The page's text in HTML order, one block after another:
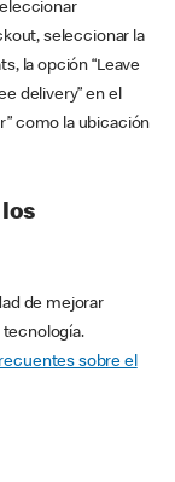
seleccionar la
la opción “Leave
delivery” en el
como la ubicación
de mejorar
tecnología.
sobre el